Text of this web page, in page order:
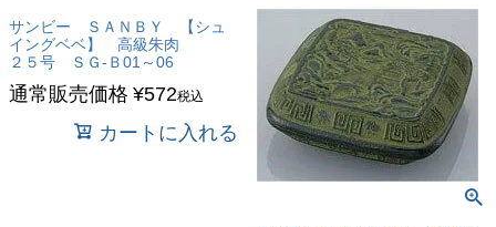
サンビー ＳＡＮＢＹ 【シュ
イングベベ】 高級朱肉
２５号 ＳＧ-Ｂ01～06
通常販売価格 ¥572税込
カートに入れる